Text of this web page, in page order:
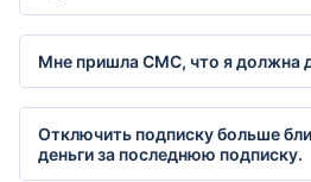
Мне пришла СМС, что я должна
Отключить подписку больше
деньги за последнюю подписку.